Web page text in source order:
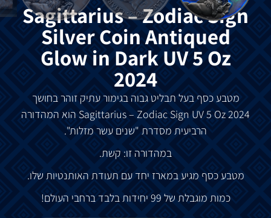
Sagittarius – Zodiac Sign
Silver Coin Antiqued
Glow in Dark UV 5 Oz
2024
מטבע כסף בעל תבליט גבוה בגימור עתיק זוהר בחושך
Sagittarius – Zodiac Sign UV 5 Oz 2024 הוא המהדורה
הרביעית מסדרת "שנים עשר מזלות".
במהדורה זו: קשת.
מטבע כסף מגיע במארז יחד עם תעודת האותנטיות שלו.
כמות מוגבלת של 99 יחידות בלבד ברחבי העולם!